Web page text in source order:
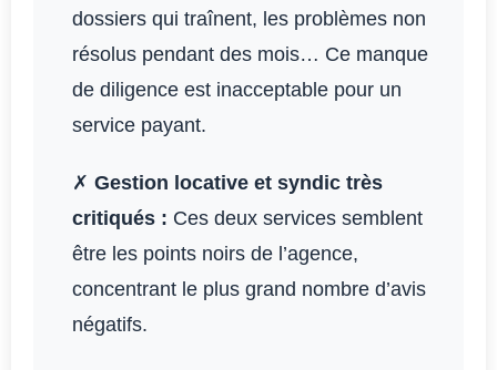
dossiers qui traînent, les problèmes non
résolus pendant des mois… Ce manque
de diligence est inacceptable pour un
service payant.
✗ Gestion locative et syndic très
critiqués : Ces deux services semblent
être les points noirs de l’agence,
concentrant le plus grand nombre d’avis
négatifs.